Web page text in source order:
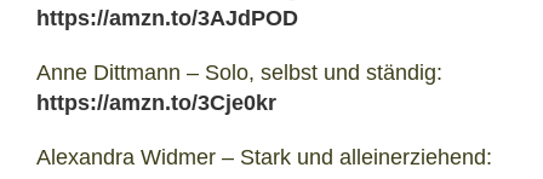
https://amzn.to/3AJdPOD
Anne Dittmann – Solo, selbst und ständig:
https://amzn.to/3Cje0kr
Alexandra Widmer – Stark und alleinerziehend: